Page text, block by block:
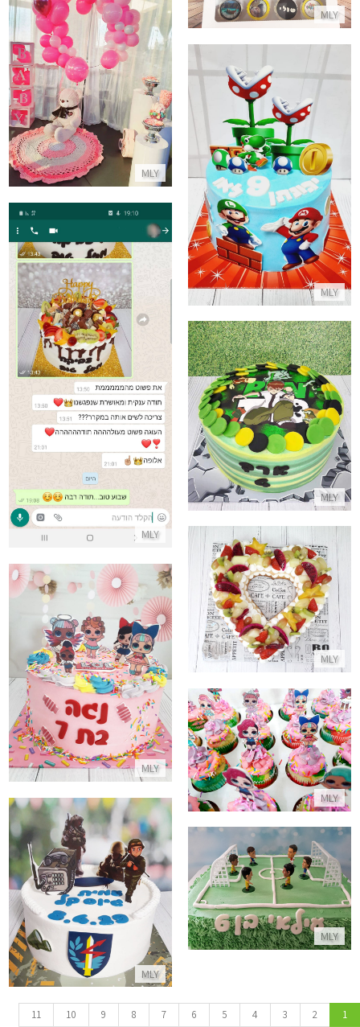
MLY
MLY
בר ממתקים ובלונים לבריתה
התקשר/י
MLY
עוגת יום הולדת סופר מריו
התקשר/י
MLY
ביקורות מלקוחות לעוגה מהממת
התקשר/י
MLY
עוגת בן 10 - BEN10
התקשר/י
MLY
עוגת לב מבצק פריך עם פירות ליום האהבה
התקשר/י
MLY
עוגת יום הולדת LOL
התקשר/י
MLY
קאפקייקס לול LOL
התקשר/י
MLY
עוגת גיוס
התקשר/י
MLY
עוגת מגרש כדורגל
התקשר/י
1
2
3
4
5
6
7
8
9
10
11